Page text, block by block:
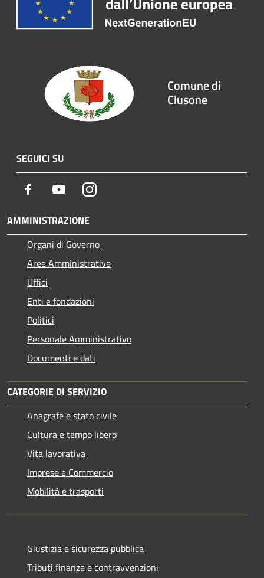
Comune di
Clusone
SEGUICI SU
Facebook YoutubeInstagram
AMMINISTRAZIONE
Organi di Governo
Aree Amministrative
Uffici
Enti e fondazioni
Politici
Personale Amministrativo
Documenti e dati
CATEGORIE DI SERVIZIO
Anagrafe e stato civile
Cultura e tempo libero
Vita lavorativa
Imprese e Commercio
Mobilità e trasporti
Giustizia e sicurezza pubblica
Tributi,finanze e contravvenzioni